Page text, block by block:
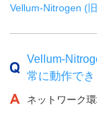
Vellum-Nitrogen (
Vellum-
常に動作でき
ネットワーク